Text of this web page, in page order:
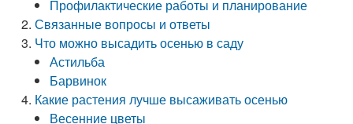
Профилактические работы и планирование
Связанные вопросы и ответы
Что можно высадить осенью в саду
Астильба
Барвинок
Какие растения лучше высаживать осенью
Весенние цветы